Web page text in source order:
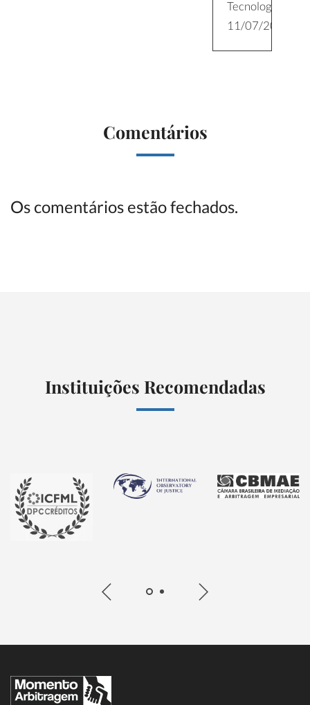
Tecnologia
11/07/2026
Comentários
Os comentários estão fechados.
Instituições Recomendadas